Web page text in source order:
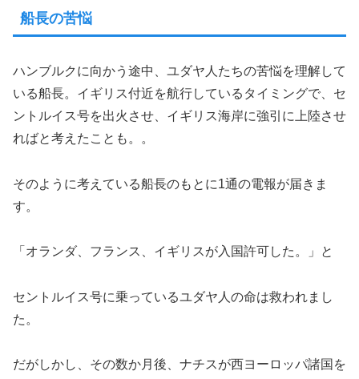
船長の苦悩
ハンブルクに向かう途中、ユダヤ人たちの苦悩を理解して
いる船長。イギリス付近を航行しているタイミングで、セ
ントルイス号を出火させ、イギリス海岸に強引に上陸させ
ればと考えたことも。。
そのように考えている船長のもとに1通の電報が届きま
す。
「オランダ、フランス、イギリスが入国許可した。」と
セントルイス号に乗っているユダヤ人の命は救われまし
た。
だがしかし、その数か月後、ナチスが西ヨーロッパ諸国を